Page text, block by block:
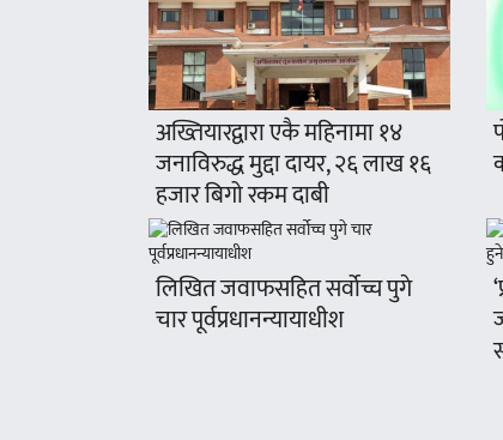
अख्तियारद्वारा एकै महिनामा १४
जनाविरुद्ध मुद्दा दायर, २६ लाख १६
हजार बिगो रकम दाबी
लिखित जवाफसहित सर्वोच्च पुगे
चार पूर्वप्रधानन्यायाधीश